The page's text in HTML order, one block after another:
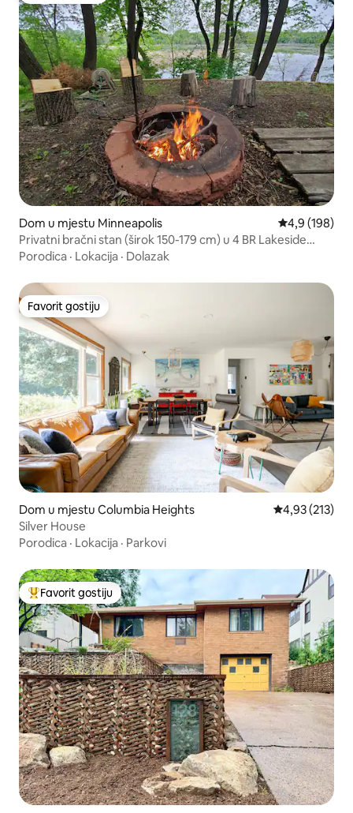
Dom u mjestu Minneapolis Prosječna
4,9 (198)
Privatni bračni stan (širok 150-179 cm) u 4 BR Lakeside
Home
Porodica · Lokacija · Dolazak
Favorit gostiju
Favorit gostiju
Dom u mjestu Columbia Heights Prosječna
4,93 (213)
Silver House
Porodica · Lokacija · Parkovi
Glavni favorit gostiju
Favorit gostiju